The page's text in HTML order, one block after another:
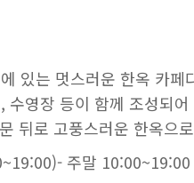
있는 멋스러운 한옥 카
영장 등이 함께 조성되
뒤로 고풍스러운 한옥으
주말